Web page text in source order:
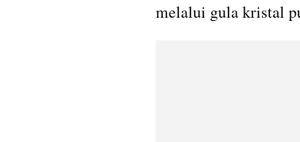
melalui gula kristal